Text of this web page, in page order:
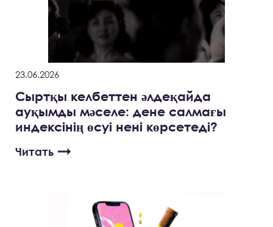
23.06.2026
Сыртқы келбеттен әлдеқайда
ауқымды мәселе: дене салмағы
индексінің өсуі нені көрсетеді?
Читать